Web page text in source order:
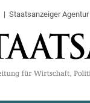
Staatsanzeiger Agentur